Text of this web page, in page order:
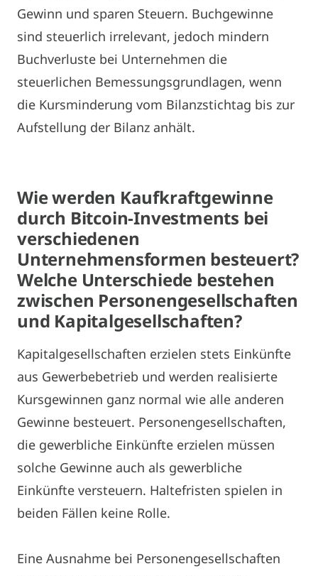
Gewinn und sparen Steuern. Buchgewinne
sind steuerlich irrelevant, jedoch mindern
Buchverluste bei Unternehmen die
steuerlichen Bemessungsgrundlagen, wenn
die Kursminderung vom Bilanzstichtag bis zur
Aufstellung der Bilanz anhält.
Wie werden Kaufkraftgewinne
durch Bitcoin-Investments bei
verschiedenen
Unternehmensformen besteuert?
Welche Unterschiede bestehen
zwischen Personengesellschaften
und Kapitalgesellschaften?
Kapitalgesellschaften erzielen stets Einkünfte
aus Gewerbebetrieb und werden realisierte
Kursgewinnen ganz normal wie alle anderen
Gewinne besteuert. Personengesellschaften,
die gewerbliche Einkünfte erzielen müssen
solche Gewinne auch als gewerbliche
Einkünfte versteuern. Haltefristen spielen in
beiden Fällen keine Rolle.
Eine Ausnahme bei Personengesellschaften